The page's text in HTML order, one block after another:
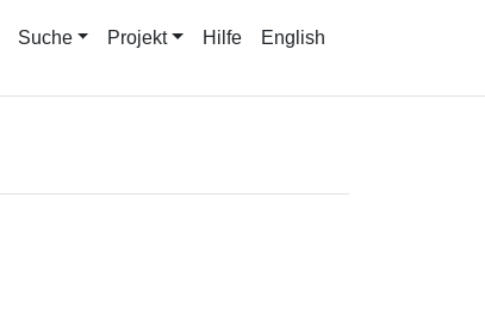
Suche Projekt Hilfe English